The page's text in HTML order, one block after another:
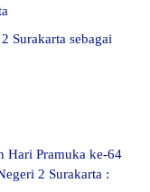
Surakarta sebagai
Hari Pramuka ke-64
2 Surakarta :